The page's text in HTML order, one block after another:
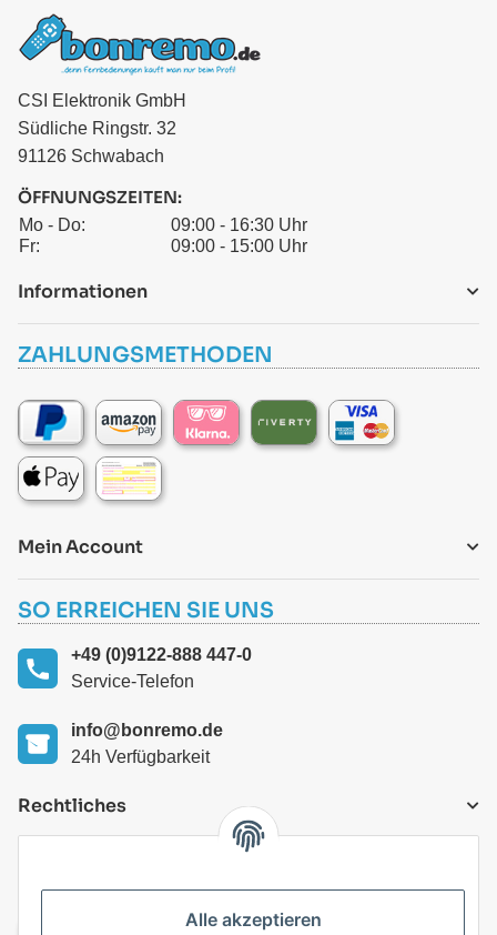
CSI Elektronik GmbH
Südliche Ringstr. 32
91126 Schwabach
ÖFFNUNGSZEITEN:
Mo - Do:
09:00 - 16:30 Uhr
Fr:
09:00 - 15:00 Uhr
Informationen
ZAHLUNGSMETHODEN
Mein Account
SO ERREICHEN SIE UNS
+49 (0)9122-888 447-0
Service-Telefon
info@bonremo.de
24h Verfügbarkeit
Rechtliches
Alle akzeptieren